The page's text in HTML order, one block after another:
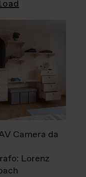
Camera da
Lorenz